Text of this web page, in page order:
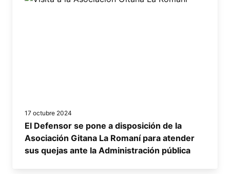
17 octubre 2024
El Defensor se pone a disposición de la
Asociación Gitana La Romaní para atender
sus quejas ante la Administración pública